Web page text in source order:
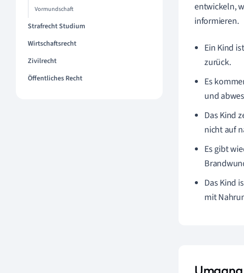
Vormundschaft
Strafrecht Studium
Wirtschaftsrecht
Zivilrecht
Öffentliches Recht
entwickeln,
informieren.
Ein Kind
zurück.
Es
und
Das Kind
nicht auf
Es gibt
Das Kind
mit